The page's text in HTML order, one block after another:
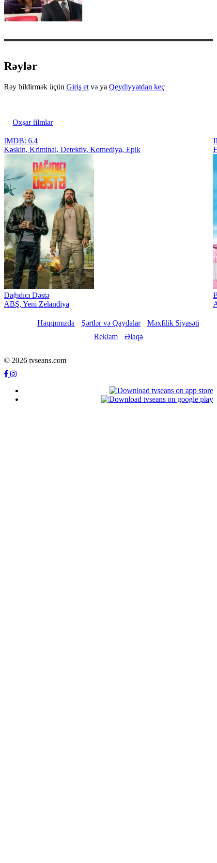
Rəylər
Rəy bildirmək üçün Giriş et və ya Qeydiyyatdan keç
Oxşar filmlər
IMDB: 6.4
Kəskin, Kriminal, Detektiv, Komediya, Epik
Dağıdıcı Dəstə
ABŞ, Yeni Zelandiya
Haqqımızda Şərtlər və Qaydalar
Məxfilik Siyasəti
Reklam
Əlaqə
© 2026 tvseans.com